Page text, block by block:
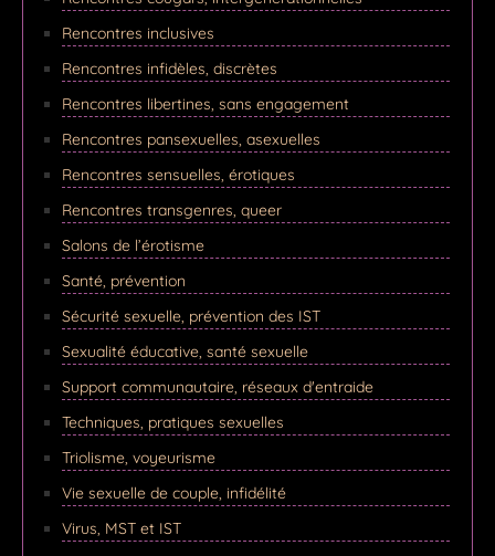
Rencontres inclusives
Rencontres infidèles, discrètes
Rencontres libertines, sans engagement
Rencontres pansexuelles, asexuelles
Rencontres sensuelles, érotiques
Rencontres transgenres, queer
Salons de l’érotisme
Santé, prévention
Sécurité sexuelle, prévention des IST
Sexualité éducative, santé sexuelle
Support communautaire, réseaux d'entraide
Techniques, pratiques sexuelles
Triolisme, voyeurisme
Vie sexuelle de couple, infidélité
Virus, MST et IST